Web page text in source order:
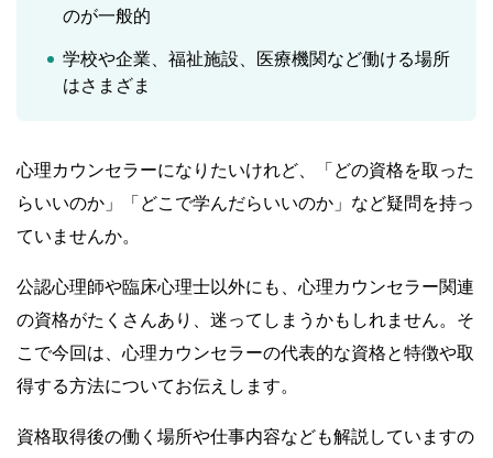
のが一般的
学校や企業、福祉施設、医療機関など働ける場所
はさまざま
心理カウンセラーになりたいけれど、「どの資格を取った
らいいのか」「どこで学んだらいいのか」など疑問を持っ
ていませんか。
公認心理師や臨床心理士以外にも、心理カウンセラー関連
の資格がたくさんあり、迷ってしまうかもしれません。そ
こで今回は、心理カウンセラーの代表的な資格と特徴や取
得する方法についてお伝えします。
資格取得後の働く場所や仕事内容なども解説していますの